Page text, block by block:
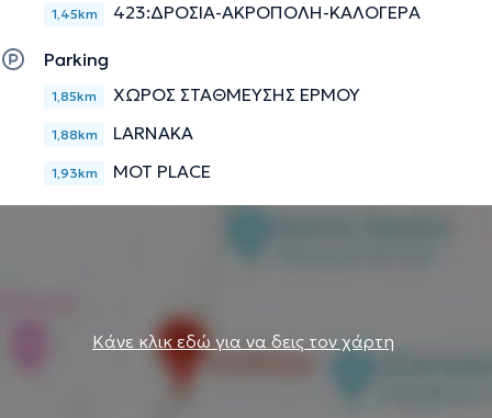
1,45km 423:ΔΡΟΣΙΑ-ΑΚΡΟΠΟΛΗ-ΚΑΛΟΓΕΡΑ
Parking
1,85km ΧΩΡΟΣ ΣΤΑΘΜΕΥΣΗΣ ΕΡΜΟΥ
1,88km LARNAKA
1,93km MOT PLACE
Κάνε κλικ εδώ για να δεις τον χάρτη